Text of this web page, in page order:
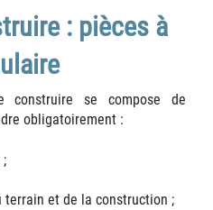
: pièces à
construire se compose de
obligatoirement :
;
terrain et de la construction ;